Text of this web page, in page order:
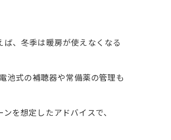
、冬季は暖房が使えなくなる
池式の補聴器や常備薬の管理も
を想定したアドバイスで、